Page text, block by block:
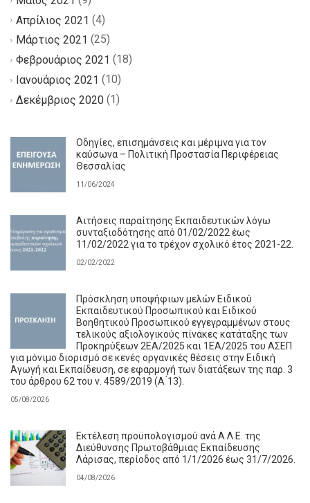
Απρίλιος 2021 (4)
Μάρτιος 2021 (25)
Φεβρουάριος 2021 (18)
Ιανουάριος 2021 (10)
Δεκέμβριος 2020 (1)
Οδηγίες, επισημάνσεις και μέριμνα για τον
καύσωνα – Πολιτική Προστασία Περιφέρειας
Θεσσαλίας
11/06/2024
Αιτήσεις παραίτησης Εκπαιδευτικών λόγω
συνταξιοδότησης από 01/02/2022 έως
11/02/2022 για το τρέχον σχολικό έτος 2021-22.
02/02/2022
Πρόσκληση υποψήφιων μελών Ειδικού
Εκπαιδευτικού Προσωπικού και Ειδικού
Βοηθητικού Προσωπικού εγγεγραμμένων στους
τελικούς αξιολογικούς πίνακες κατάταξης των
Προκηρύξεων 2ΕΑ/2025 και 1ΕΑ/2025 του ΑΣΕΠ
για μόνιμο διορισμό σε κενές οργανικές θέσεις στην Ειδική
Αγωγή και Εκπαίδευση, σε εφαρμογή των διατάξεων της παρ. 3
του άρθρου 62 του ν. 4589/2019 (Α ́13).
05/08/2026
Εκτέλεση προϋπολογισμού ανά Α.Λ.Ε. της
Διεύθυνσης Πρωτοβάθμιας Εκπαίδευσης
Λάρισας, περίοδος από 1/1/2026 έως 31/7/2026.
04/08/2026